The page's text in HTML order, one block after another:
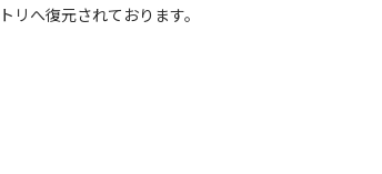
へ復元されております。